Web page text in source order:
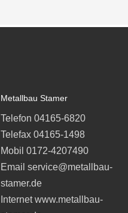
Metallbau Stamer
Telefon 04165-6820
Telefax 04165-1498
Mobil 0172-4207490
Email service@metallbau-
stamer.de
Internet www.metallbau-